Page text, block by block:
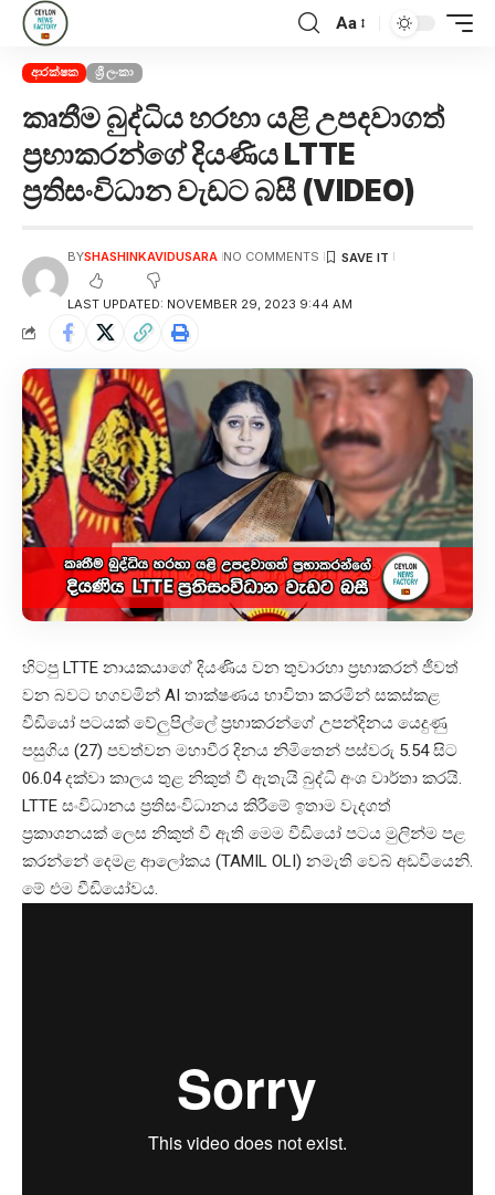
Aa
ආරක්ෂක ශ්‍රී ලංකා
කෘතීම බුද්ධිය හරහා යළි උපදවාගත්
ප්‍රභාකරන්ගේ දියණිය LTTE
ප්‍රතිසංවිධාන වැඩට බසී (VIDEO)
LAST UPDATED: NOVEMBER 29, 2023 9:44 AM
BYSHASHINKAVIDUSARA NO COMMENTS
හිටපු LTTE නායකයාගේ දියණිය වන තුවාරහා ප්‍රභාකරන් ජීවත්
වන බවට හගවමින් AI තාක්ෂණය භාවිතා කරමින් සකස්කළ
වීඩියෝ පටයක් වේලුපිල්ලේ ප්‍රභාකරන්ගේ උපන්දිනය යෙදුණු
පසුගිය (27) පවත්වන මහාවීර දිනය නිමිතෙන් පස්වරු 5.54 සිට
06.04 දක්වා කාලය තුළ නිකුත් වී ඇතැයි බුද්ධි අංශ වාර්තා කරයි.
LTTE සංවිධානය ප්‍රතිසංවිධානය කිරීමේ ඉතාම වැදගත්
ප්‍රකාශනයක් ලෙස නිකුත් වී ඇති මෙම වීඩියෝ පටය මුලින්ම පළ
කරන්නේ දෙමළ ආලෝකය (TAMIL OLI) නමැති වෙබ් අඩවියෙනි.
මේ එම වීඩියෝවය.